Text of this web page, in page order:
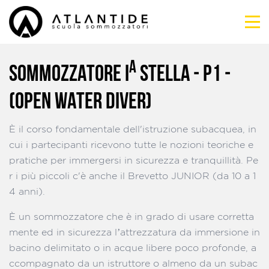
SOMMOZZATORE IASTELLA - P1 -
(OPEN WATER DIVER)
È il corso fondamentale dell'istruzione subacquea, in
cui i partecipanti ricevono tutte le nozioni teoriche e
pratiche per immergersi in sicurezza e tranquillità. Pe
r i più piccoli c'è anche il Brevetto JUNIOR (da 10 a 1
4 anni).
È un sommozzatore che è in grado di usare corretta
mente ed in sicurezza l’attrezzatura da immersione in
bacino delimitato o in acque libere poco profonde, a
ccompagnato da un istruttore o almeno da un subac